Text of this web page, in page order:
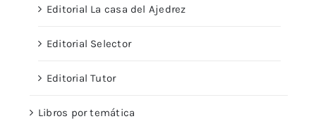
Editorial La casa del Ajedrez
Editorial Selector
Editorial Tutor
Libros por temática